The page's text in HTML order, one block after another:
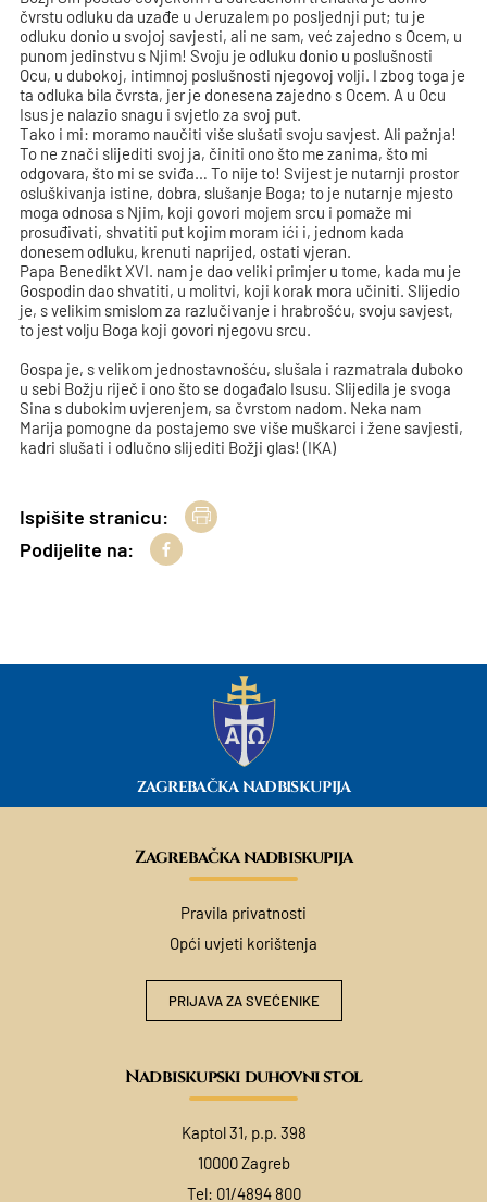
čvrstu odluku da uzađe u Jeruzalem po posljednji put; tu je
odluku donio u svojoj savjesti, ali ne sam, već zajedno s Ocem, u
punom jedinstvu s Njim! Svoju je odluku donio u poslušnosti
Ocu, u dubokoj, intimnoj poslušnosti njegovoj volji. I zbog toga je
ta odluka bila čvrsta, jer je donesena zajedno s Ocem. A u Ocu
Isus je nalazio snagu i svjetlo za svoj put.
Tako i mi: moramo naučiti više slušati svoju savjest. Ali pažnja!
To ne znači slijediti svoj ja, činiti ono što me zanima, što mi
odgovara, što mi se sviđa… To nije to! Svijest je nutarnji prostor
osluškivanja istine, dobra, slušanje Boga; to je nutarnje mjesto
moga odnosa s Njim, koji govori mojem srcu i pomaže mi
prosuđivati, shvatiti put kojim moram ići i, jednom kada
donesem odluku, krenuti naprijed, ostati vjeran.
Papa Benedikt XVI. nam je dao veliki primjer u tome, kada mu je
Gospodin dao shvatiti, u molitvi, koji korak mora učiniti. Slijedio
je, s velikim smislom za razlučivanje i hrabrošću, svoju savjest,
to jest volju Boga koji govori njegovu srcu.
Gospa je, s velikom jednostavnošću, slušala i razmatrala duboko
u sebi Božju riječ i ono što se događalo Isusu. Slijedila je svoga
Sina s dubokim uvjerenjem, sa čvrstom nadom. Neka nam
Marija pomogne da postajemo sve više muškarci i žene savjesti,
kadri slušati i odlučno slijediti Božji glas! (IKA)
Ispišite stranicu:
Podijelite na:
ZAGREBAČKA NADBISKUPIJA
Zagrebačka nadbiskupija
Pravila privatnosti
Opći uvjeti korištenja
PRIJAVA ZA SVEĆENIKE
Nadbiskupski duhovni stol
Kaptol 31, p.p. 398
10000 Zagreb
Tel: 01/4894 800